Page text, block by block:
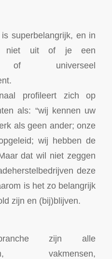
superbelangrijk, en in
niet uit of je een
of universeel
profileert zich op
als: “wij kennen uw
als geen ander; onze
wij hebben de
dat wil niet zeggen
deze
is het zo belangrijk
zijn en (bij)blijven.
zijn alle
vakmensen,